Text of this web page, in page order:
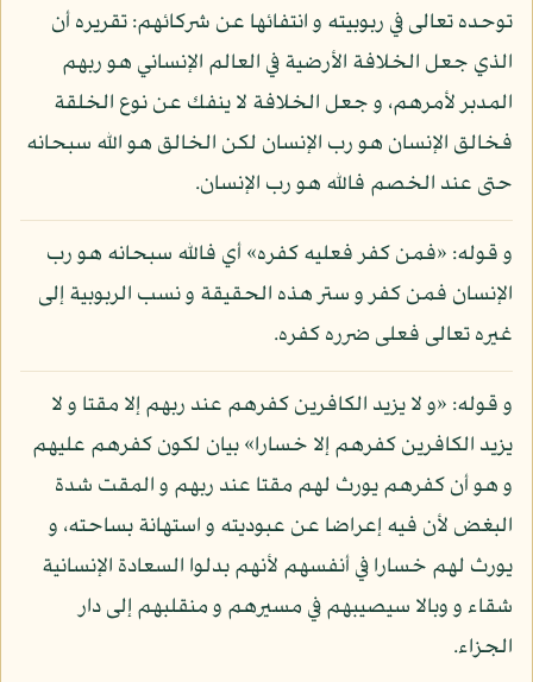
توحده تعالى في ربوبيته و انتفائها عن شركائهم: تقريره أن
الذي جعل الخلافة الأرضية في العالم الإنساني هو ربهم
المدبر لأمرهم، و جعل الخلافة لا ينفك عن نوع الخلقة
فخالق الإنسان هو رب الإنسان لكن الخالق هو الله سبحانه
حتى عند الخصم فالله هو رب الإنسان.
و قوله: «فمن كفر فعليه كفره» أي فالله سبحانه هو رب
الإنسان فمن كفر و ستر هذه الحقيقة و نسب الربوبية إلى
غيره تعالى فعلى ضرره كفره.
و قوله: «و لا يزيد الكافرين كفرهم عند ربهم إلا مقتا و لا
يزيد الكافرين كفرهم إلا خسارا» بيان لكون كفرهم عليهم
و هو أن كفرهم يورث لهم مقتا عند ربهم و المقت شدة
البغض لأن فيه إعراضا عن عبوديته و استهانة بساحته، و
يورث لهم خسارا في أنفسهم لأنهم بدلوا السعادة الإنسانية
شقاء و وبالا سيصيبهم في مسيرهم و منقلبهم إلى دار
الجزاء.